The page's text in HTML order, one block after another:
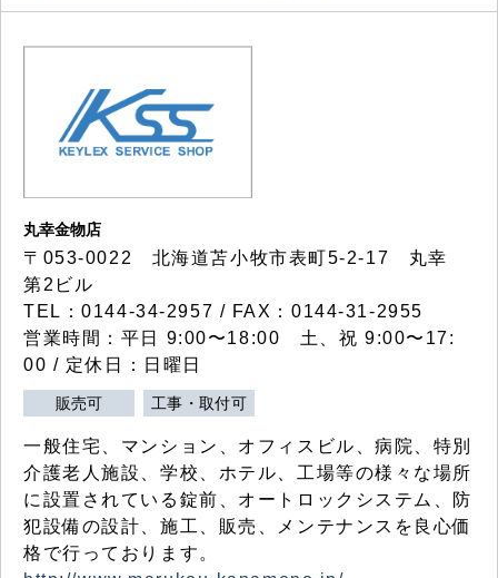
丸幸金物店
〒053-0022 北海道苫小牧市表町5-2-17 丸幸
第2ビル
TEL：0144-34-2957 / FAX：0144-31-2955
営業時間：平日 9:00〜18:00 土、祝 9:00〜17:
00 / 定休日：日曜日
販売可 工事・取付可
一般住宅、マンション、オフィスビル、病院、特別
介護老人施設、学校、ホテル、工場等の様々な場所
に設置されている錠前、オートロックシステム、防
犯設備の設計、施工、販売、メンテナンスを良心価
格で行っております。